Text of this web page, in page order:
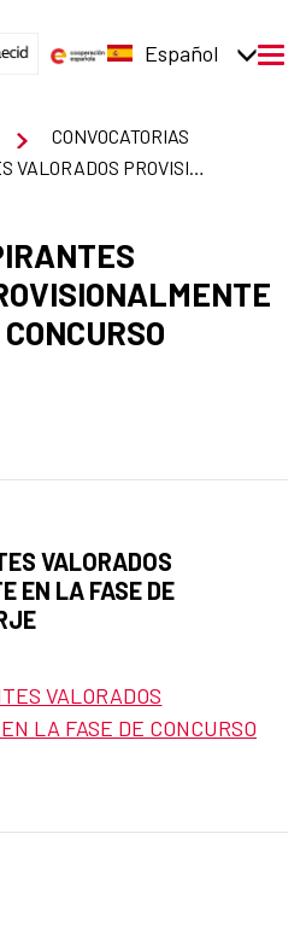
Español
CONVOCATORIAS
LISTA DE ASPIRANTES VALORADOS PROVISIONALMENTE EN LA FASE DE CONCURSO CONSERJE
VALORADOS
EN LA FASE DE
VALORADOS
LA FASE DE CONCURSO